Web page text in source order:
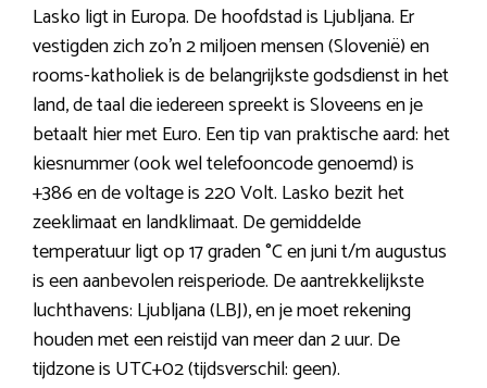
Lasko ligt in Europa. De hoofdstad is Ljubljana. Er
vestigden zich zo’n 2 miljoen mensen (Slovenië) en
rooms-katholiek is de belangrijkste godsdienst in het
land, de taal die iedereen spreekt is Sloveens en je
betaalt hier met Euro. Een tip van praktische aard: het
kiesnummer (ook wel telefooncode genoemd) is
+386 en de voltage is 220 Volt. Lasko bezit het
zeeklimaat en landklimaat. De gemiddelde
temperatuur ligt op 17 graden °C en juni t/m augustus
is een aanbevolen reisperiode. De aantrekkelijkste
luchthavens: Ljubljana (LBJ), en je moet rekening
houden met een reistijd van meer dan 2 uur. De
tijdzone is UTC+02 (tijdsverschil: geen).